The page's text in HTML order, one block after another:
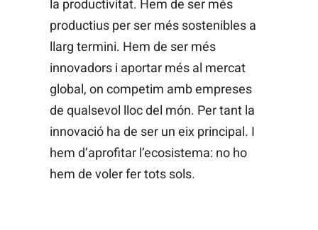
la productivitat. Hem de ser més
productius per ser més sostenibles a
llarg termini. Hem de ser més
innovadors i aportar més al mercat
global, on competim amb empreses
de qualsevol lloc del món. Per tant la
innovació ha de ser un eix principal. I
hem d’aprofitar l’ecosistema: no ho
hem de voler fer tots sols.